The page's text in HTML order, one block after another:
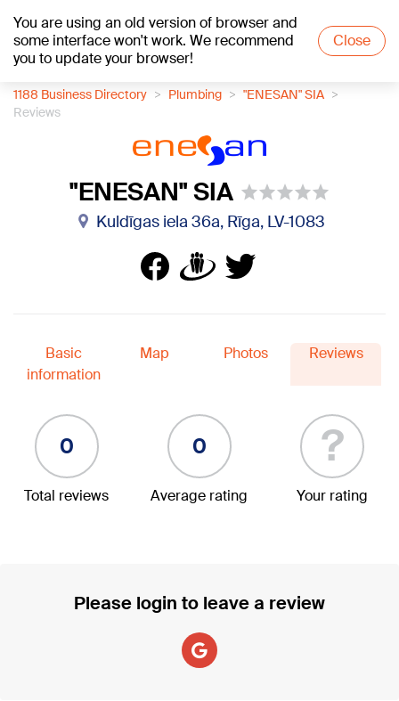
You are using an old version of browser and
some interface won't work. We recommend
you to update your browser!
Close
+26°C
1188 Business Directory Plumbing
"ENESAN" SIA
Reviews
"ENESAN" SIA
Kuldīgas iela 36a, Rīga, LV-1083
Basic
information
Map Photos Reviews
0
Total reviews
0
Average rating
?
Your rating
Please login to leave a review